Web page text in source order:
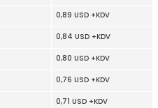
0,89 USD +KDV
0,84 USD +KDV
0,80 USD +KDV
0,76 USD +KDV
0,71 USD +KDV